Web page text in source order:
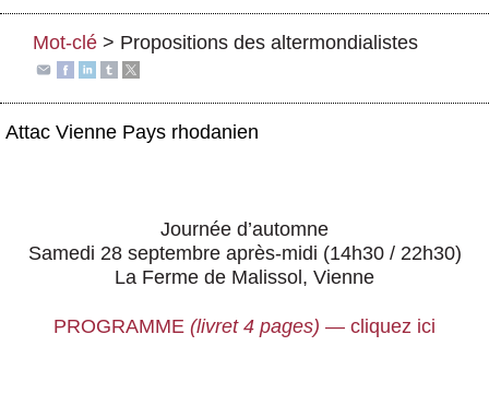
Boutique
Mot-clé > Propositions des altermondialistes
Attac Vienne Pays rhodanien
Journée d’automne
Samedi 28 septembre après-midi (14h30 / 22h30)
La Ferme de Malissol, Vienne
PROGRAMME (livret 4 pages) — cliquez ici